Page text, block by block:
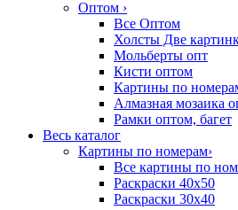
Оптом ›
Все Оптом
Холсты Две
Мольберты опт
Кисти оптом
Картины по
Алмазная мозаика
Рамки оптом, багет
Весь каталог
Картины по номерам›
Все картины по
Раскраски 40х50
Раскраски 30х40